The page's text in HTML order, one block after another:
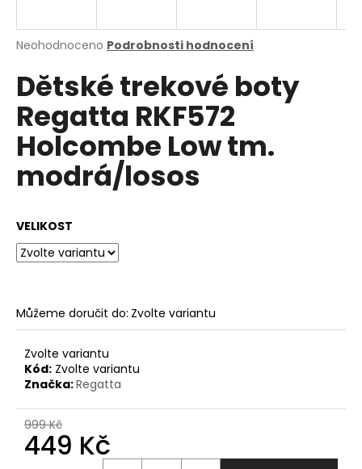
Průměrné
produktu
je
0,0
5
hvězdiček.
Neohodnoceno Podrobnosti hodnocení
Dětské trekové boty
Regatta RKF572
Holcombe Low tm.
modrá/losos
VELIKOST
Můžeme doručit do: Zvolte variantu
Zvolte variantu
Kód: Zvolte variantu
Značka:Regatta
999 Kč
449 Kč
j
t
?
HLEDAT
D
o
r
u
č
u
e
m
e